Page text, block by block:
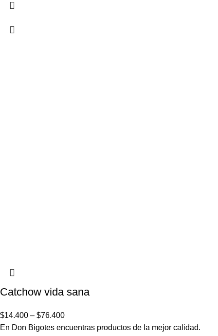
Catchow vida sana
$14.400 – $76.400
En Don Bigotes encuentras productos de la mejor calidad.